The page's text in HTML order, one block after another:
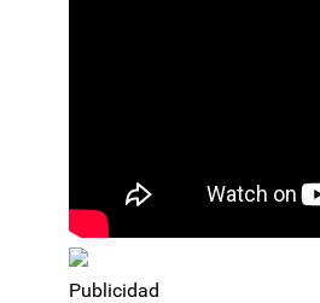
Publicidad